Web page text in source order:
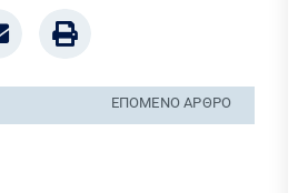
ΕΠΌΜΕΝΟ ΆΡΘΡΟ